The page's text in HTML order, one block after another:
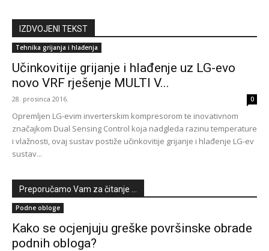
IZDVOJENI TEKST
Tehnika grijanja i hlađenja
Učinkovitije grijanje i hlađenje uz LG-evo
novo VRF rješenje MULTI V...
28. prosinca 2016. 0
Opremljen LG-evim inverterskim kompresorom te inovativnom
značajkom Dual Sensing Control koja nadgleda razinu temperature
i vlažnosti, ovaj sustav postiže učinkovitije grijanje i hlađenje LG-ev
sustav...
Preporučamo Vam za čitanje ...
Podne obloge
Kako se ocjenjuju greške površinske obrade
podnih obloga?